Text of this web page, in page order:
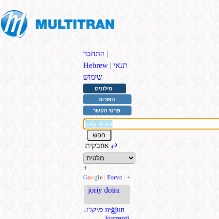
התחבר |
Hebrew | תנאי
שימוש
מילונים
הפורום
פרטי הקשר
⇄
+
Google | Forvo | +
joriy doira
.מיקרו reġjun